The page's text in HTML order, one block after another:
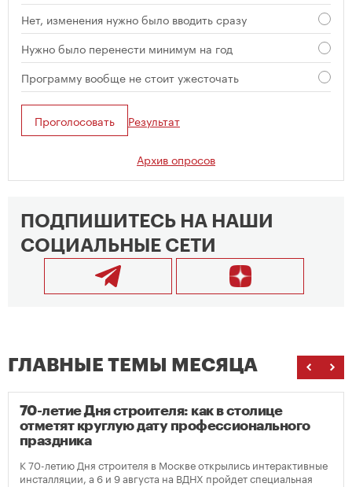
Нет, изменения нужно было вводить сразу
Нужно было перенести минимум на год
Программу вообще не стоит ужесточать
Проголосовать Результат
Архив опросов
ПОДПИШИТЕСЬ НА НАШИ
СОЦИАЛЬНЫЕ СЕТИ
ГЛАВНЫЕ ТЕМЫ МЕСЯЦА
70-летие Дня строителя: как в столице
отметят круглую дату профессионального
праздника
К 70-летию Дня строителя в Москве открылись интерактивные
инсталляции, а 6 и 9 августа на ВДНХ пройдет специальная